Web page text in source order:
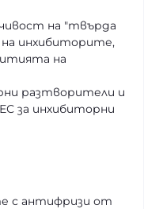
на "твърда
на инхибиторите,
на
разтворители и
за инхибиторни
с антифризи от